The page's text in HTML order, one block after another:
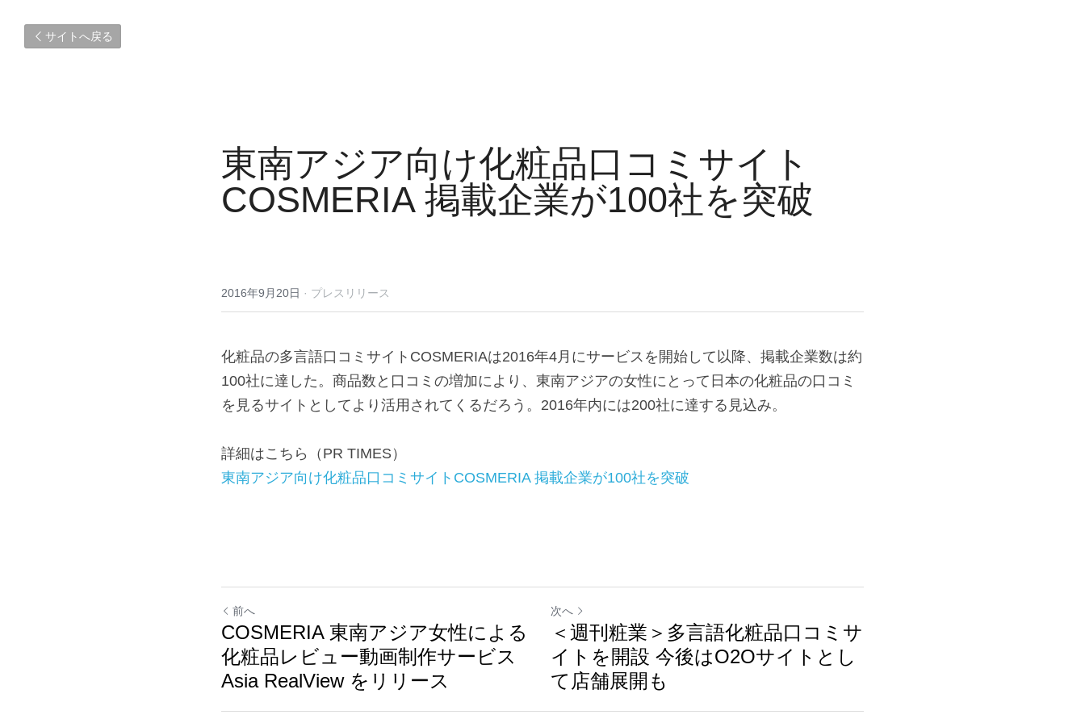
サイトへ戻る
東南アジア向け化粧品口コミサイト
COSMERIA 掲載企業が100社を突破
2016年9月20日 · プレスリリース
化粧品の多言語口コミサイトCOSMERIAは2016年4月にサービスを開始して以降、掲載企業数は約
100社に達した。商品数と口コミの増加により、東南アジアの女性にとって日本の化粧品の口コミ
を見るサイトとしてより活用されてくるだろう。2016年内には200社に達する見込み。
詳細はこちら（PR TIMES）
東南アジア向け化粧品口コミサイトCOSMERIA 掲載企業が100社を突破
前へ
COSMERIA 東南アジア女性による
化粧品レビュー動画制作サービス
Asia RealView をリリース
次へ
＜週刊粧業＞多言語化粧品口コミサ
イトを開設 今後はO2Oサイトとし
て店舗展開も